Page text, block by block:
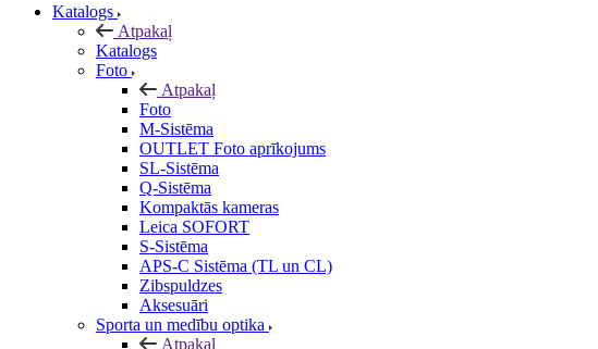
Katalogs
Atpakaļ
Katalogs
Foto
Atpakaļ
Foto
M-Sistēma
OUTLET Foto aprīkojums
SL-Sistēma
Q-Sistēma
Kompaktās kameras
Leica SOFORT
S-Sistēma
APS-C Sistēma (TL un CL)
Zibspuldzes
Aksesuāri
Sporta un medību optika
Atpakaļ